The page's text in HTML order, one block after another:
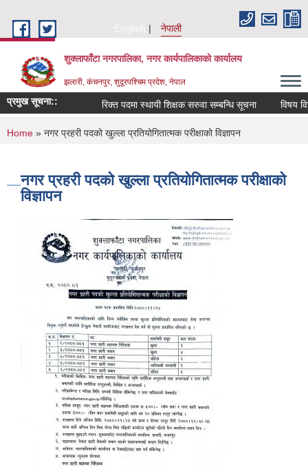
English
नेपाली
शुक्लाफाँटा नगरपालिका, नगर कार्यपालिकाको कार्यालय
झलारी, कंचनपुर, शुदूरपश्चिम प्रदेश, नेपाल
प्रमुख सूचना:: रिक्त पदमा स्थायी शिक्षक सरुवा सम्बन्धि सूचना विषय
You are here
Home » नगर प्रहरी पदको खुल्ला प्रतियोगितात्मक परीक्षाको विज्ञापन
नगर प्रहरी पदको खुल्ला प्रतियोगितात्मक परीक्षाको
विज्ञापन